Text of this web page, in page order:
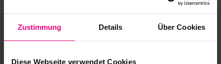
Zustimmung Details Über Cookies
Diese Webseite verwendet Cookies
Alta velocidad y efecto reducido del